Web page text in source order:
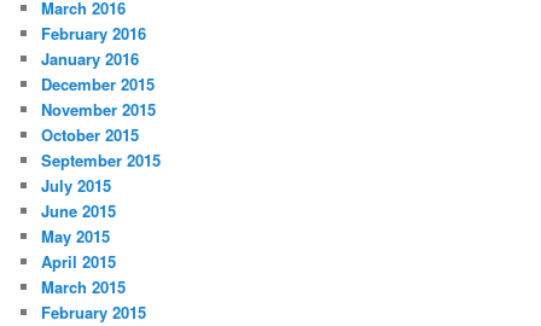
March 2016
February 2016
January 2016
December 2015
November 2015
October 2015
September 2015
July 2015
June 2015
May 2015
April 2015
March 2015
February 2015